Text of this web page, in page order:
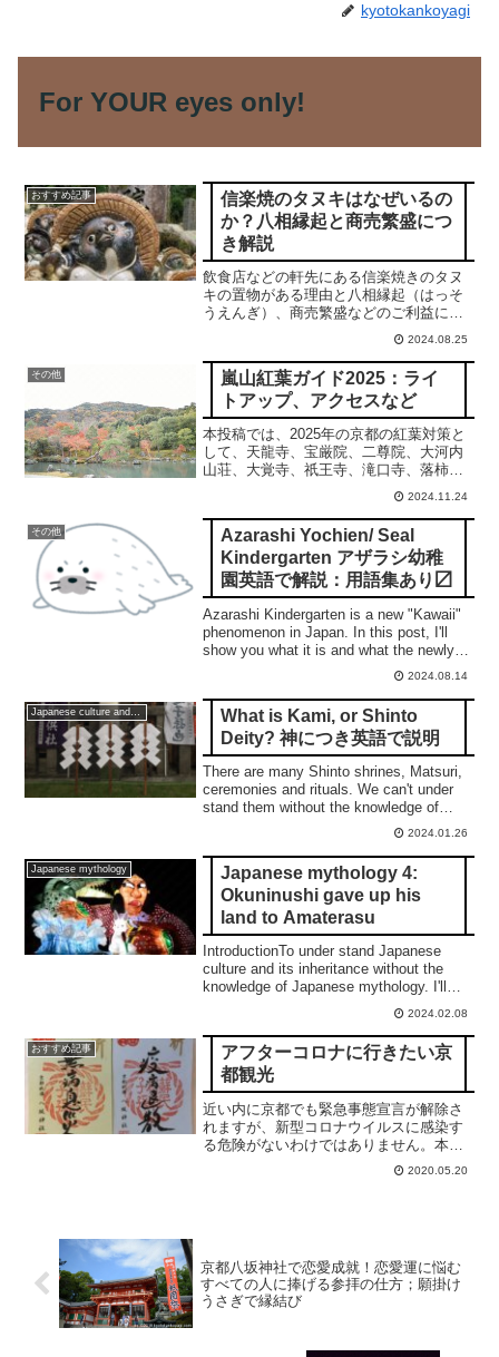
kyotokankoyagi
For YOUR eyes only!
おすすめ記事
信楽焼のタヌキはなぜいるの
か？八相縁起と商売繁盛につ
き解説
飲食店などの軒先にある信楽焼きのタヌ
キの置物がある理由と八相縁起（はっそ
うえんぎ）、商売繁盛などのご利益につ
2024.08.25
その他
嵐山紅葉ガイド2025：ライ
トアップ、アクセスなど
本投稿では、2025年の京都の紅葉対策と
して、天龍寺、宝厳院、二尊院、大河内
山荘、大覚寺、祇王寺、滝口寺、落柿
舎、野宮神社、宝筐院、常寂光寺、西芳
寺、直指庵の計13箇所の紅葉につき、そ
れぞれの場所の紅葉の特徴、ライトアッ
プの有無など、攻め方、アクセスなどを
網羅的にご紹介します。
2024.11.24
その他
Azarashi Yochien/ Seal
Kindergarten アザラシ幼稚
園英語で解説：用語集あり〼
Azarashi Kindergarten is a new "Kawaii"
phenomenon in Japan. In this post, I'll
show you what it is and what the newly
invented "technical terms" mean.2024.08.14
What is Kami, or Shinto
Deity? 神につき英語で説明
There are many Shinto shrines, Matsuri,
ceremonies and rituals. We can't under
stand them without the knowledge of
Kami, or Shinto Deity. In this post, I'll
2024.01.26
Japanese mythology
Japanese mythology 4:
Okuninushi gave up his
land to Amaterasu
IntroductionTo under stand Japanese
culture and its inheritance without the
knowledge of Japanese mythology. I'll
2024.02.08
おすすめ記事
アフターコロナに行きたい京
都観光
近い内に京都でも緊急事態宣言が解除さ
れますが、新型コロナウイルスに感染す
る危険がないわけではありません。本投
稿では、移動中、並びに目的地に於ける
三密を回避しつつ、季節の機微をたのし
2020.05.20
京都八坂神社で恋愛成就！恋愛運に悩む
すべての人に捧げる参拝の仕方；願掛け
うさぎで縁結び